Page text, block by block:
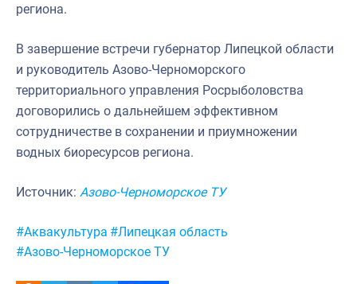
региона.
В завершение встречи губернатор Липецкой области
и руководитель Азово-Черноморского
территориального управления Росрыболовства
договорились о дальнейшем эффективном
сотрудничестве в сохранении и приумножении
водных биоресурсов региона.
Источник: Азово-Черноморское ТУ
Метки:
#Аквакультура #Липецкая область
#Азово-Черноморское ТУ